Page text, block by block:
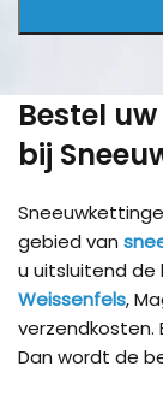
Bestel
bij
gebied van
u uitsluitend de
Weissenfels,
verzendkosten.
Dan wordt de